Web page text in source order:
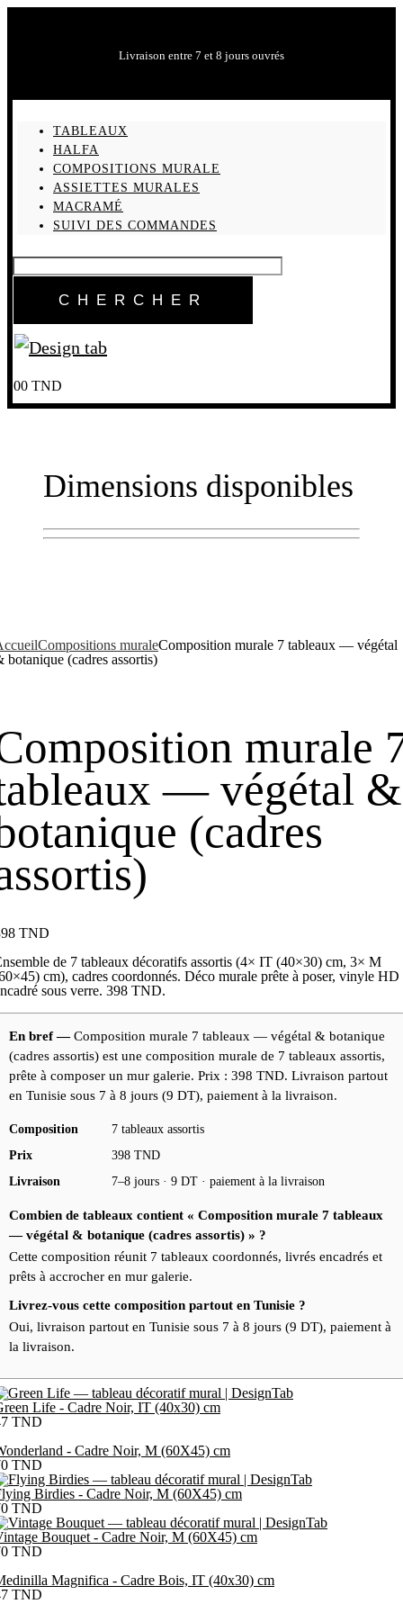
Livraison entre 7 et 8 jours ouvrés
TABLEAUX
HALFA
COMPOSITIONS MURALE
ASSIETTES MURALES
MACRAMÉ
SUIVI DES COMMANDES
00 TND
Dimensions disponibles
Compositions muraleComposition murale 7 tableaux — végétal
botanique (cadres assortis)
murale
— végétal &
(cadres
TND
de 7 tableaux décoratifs assortis (4× IT (40×30) cm, 3× M
cm), cadres coordonnés. Déco murale prête à poser, vinyle HD
sous verre. 398 TND.
En bref —Composition murale 7 tableaux — végétal & botanique
(cadres assortis) est une composition murale de 7 tableaux assortis,
prête à composer un mur galerie. Prix : 398 TND. Livraison partout
en Tunisie sous 7 à 8 jours (9 DT), paiement à la livraison.
Composition
7 tableaux assortis
Prix
398 TND
Livraison
7–8 jours · 9 DT · paiement à la livraison
Combien de tableaux contient « Composition murale 7 tableaux
— végétal & botanique (cadres assortis) » ?
Cette composition réunit 7 tableaux coordonnés, livrés encadrés et
prêts à accrocher en mur galerie.
Livrez-vous cette composition partout en Tunisie ?
Oui, livraison partout en Tunisie sous 7 à 8 jours (9 DT), paiement à
la livraison.
Life - Cadre Noir, IT (40x30) cm
TND
- Cadre Noir, M (60X45) cm
TND
Birdies - Cadre Noir, M (60X45) cm
TND
Bouquet - Cadre Noir, M (60X45) cm
TND
Magnifica - Cadre Bois, IT (40x30) cm
TND